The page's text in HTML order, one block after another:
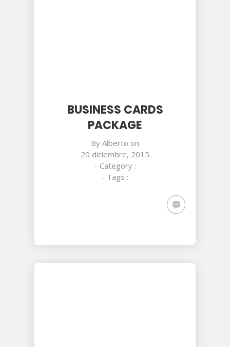
BUSINESS CARDS
PACKAGE
By Alberto on
20 diciembre, 2015
- Category :
- Tags :